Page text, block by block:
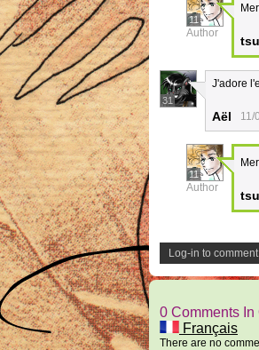
11
Author
31
J'adore
Aël 11/
11
Author
Log-in to comment
0 Comments In
Français
There are no